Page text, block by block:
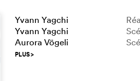
Yvann Yagchi
Yvann Yagchi
Aurora Vögeli
PLUS>